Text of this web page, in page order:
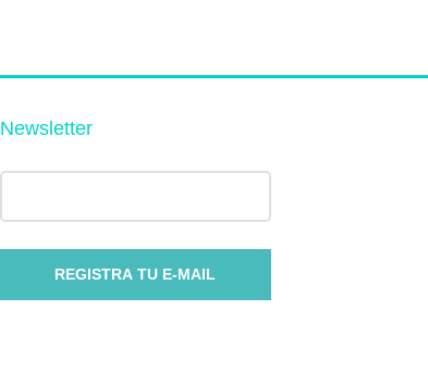
Newsletter
REGISTRA TU E-MAIL